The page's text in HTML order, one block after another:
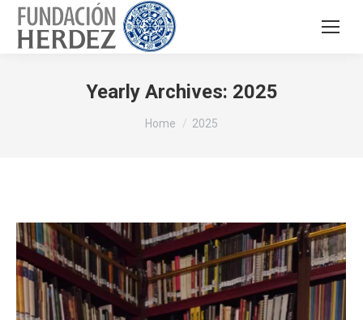
Yearly Archives: 2025
You are here:
Home 2025